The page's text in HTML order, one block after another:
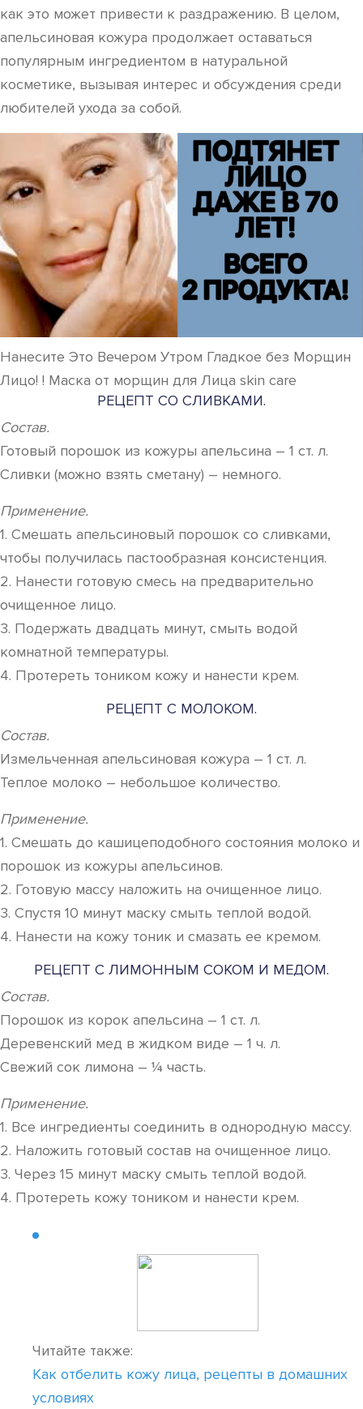
как это может привести к раздражению. В целом,
апельсиновая кожура продолжает оставаться
популярным ингредиентом в натуральной
косметике, вызывая интерес и обсуждения среди
любителей ухода за собой.
Нанесите Это Вечером Утром Гладкое без Морщин
Лицо! ! Маска от морщин для Лица skin care
РЕЦЕПТ СО СЛИВКАМИ.
Состав.
Готовый порошок из кожуры апельсина – 1 ст. л.
Сливки (можно взять сметану) – немного.
Применение.
1. Смешать апельсиновый порошок со сливками,
чтобы получилась пастообразная консистенция.
2. Нанести готовую смесь на предварительно
очищенное лицо.
3. Подержать двадцать минут, смыть водой
комнатной температуры.
4. Протереть тоником кожу и нанести крем.
РЕЦЕПТ С МОЛОКОМ.
Состав.
Измельченная апельсиновая кожура – 1 ст. л.
Теплое молоко – небольшое количество.
Применение.
1. Смешать до кашицеподобного состояния молоко и
порошок из кожуры апельсинов.
2. Готовую массу наложить на очищенное лицо.
3. Спустя 10 минут маску смыть теплой водой.
4. Нанести на кожу тоник и смазать ее кремом.
РЕЦЕПТ С ЛИМОННЫМ СОКОМ И МЕДОМ.
Состав.
Порошок из корок апельсина – 1 ст. л.
Деревенский мед в жидком виде – 1 ч. л.
Свежий сок лимона – ¼ часть.
Применение.
1. Все ингредиенты соединить в однородную массу.
2. Наложить готовый состав на очищенное лицо.
3. Через 15 минут маску смыть теплой водой.
4. Протереть кожу тоником и нанести крем.
Читайте также:
Как отбелить кожу лица, рецепты в домашних
условиях